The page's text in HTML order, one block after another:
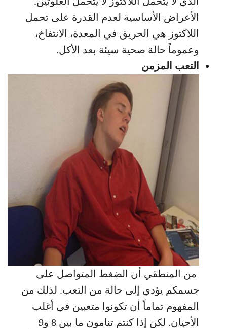
الأعراض الأساسية لعدم القدرة على تحمل
اللاكتوز هي الحريق في المعدة، الانتفاخ،
وعموماً حالة صحية سيئة بعد الأكل.
التعب المزمن
من المنطقي أن الضغط المتواصل على
جسمكم يؤدي إلى حالة من التعب. لذلك من
المفهوم تماماً أن تكونوا متعبين في أغلب
الأحيان. لكن إذا كنتم تنامون ما بين 8 و9